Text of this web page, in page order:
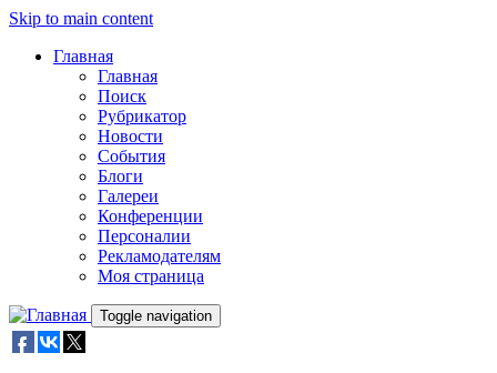
Skip to main content
Главная
Главная
Поиск
Рубрикатор
Новости
События
Блоги
Галереи
Конференции
Персоналии
Рекламодателям
Моя страница
Toggle navigation